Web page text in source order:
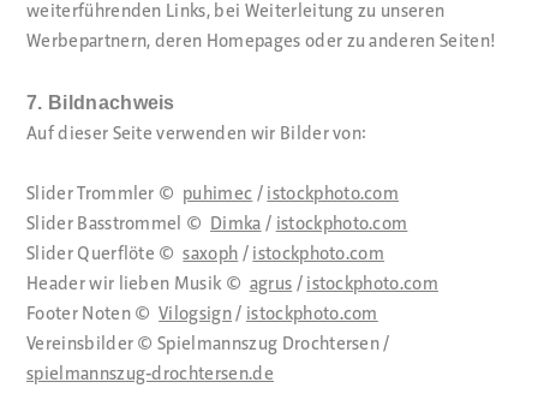
weiterführenden Links, bei Weiterleitung zu unseren
Werbepartnern, deren Homepages oder zu anderen Seiten!
7. Bildnachweis
Auf dieser Seite verwenden wir Bilder von:
Slider Trommler © puhimec / istockphoto.com
Slider Basstrommel ©
Dimka / istockphoto.com
Slider Querflöte ©saxoph / istockphoto.com
Header wir lieben Musik © agrus / istockphoto.com
Footer Noten ©Vilogsign/ istockphoto.com
Vereinsbilder © Spielmannszug Drochtersen /
spielmannszug-drochtersen.de